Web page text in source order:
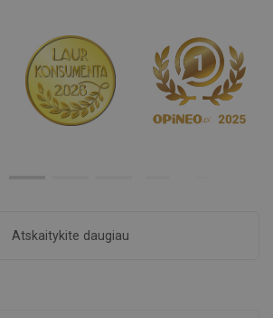
Atskaitykite daugiau